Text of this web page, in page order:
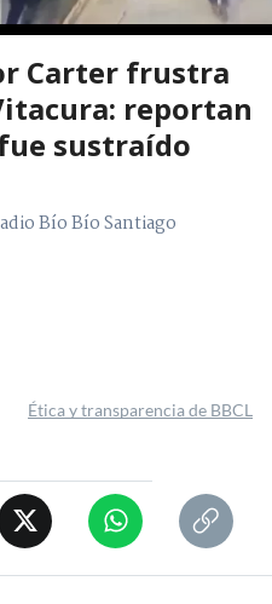
Carter frustra
reportan
sustraído
Bío Bío Santiago
Ética y transparencia de BBCL